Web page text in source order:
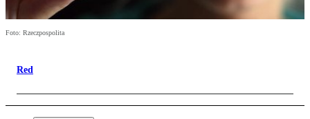
Foto: Rzeczpospolita
Red